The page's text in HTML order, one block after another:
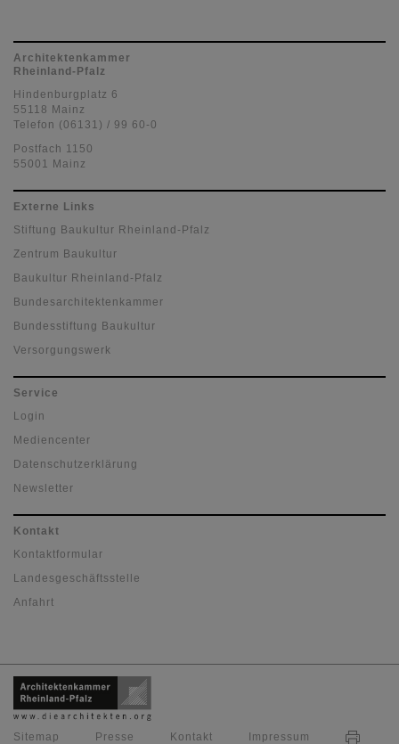
Architektenkammer
Rheinland-Pfalz
Hindenburgplatz 6
55118 Mainz
Telefon (06131) / 99 60-0
Postfach 1150
55001 Mainz
Externe Links
Stiftung Baukultur Rheinland-Pfalz
Zentrum Baukultur
Baukultur Rheinland-Pfalz
Bundesarchitektenkammer
Bundesstiftung Baukultur
Versorgungswerk
Service
Login
Mediencenter
Datenschutzerklärung
Newsletter
Kontakt
Kontaktformular
Landesgeschäftsstelle
Anfahrt
Sitemap Presse Kontakt Impressum